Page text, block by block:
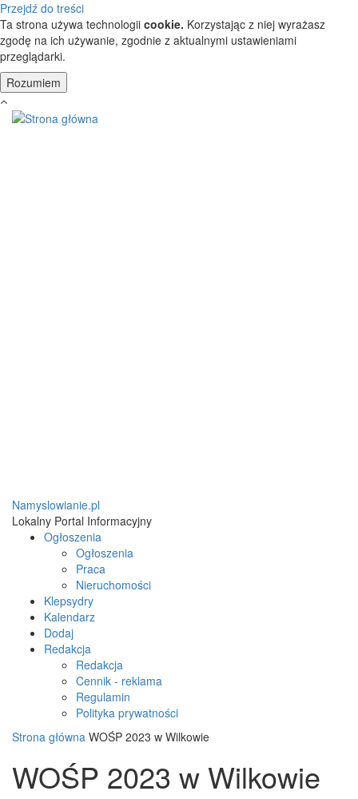
Przejdź do treści
Ta strona używa technologii cookie. Korzystając z niej wyrażasz
zgodę na ich używanie, zgodnie z aktualnymi ustawieniami
przeglądarki.
Namyslowianie.pl
Lokalny Portal Informacyjny
Ogłoszenia
Ogłoszenia
Praca
Nieruchomości
Klepsydry
Kalendarz
Dodaj
Redakcja
Redakcja
Cennik - reklama
Regulamin
Polityka prywatności
Strona główna WOŚP 2023 w Wilkowie
WOŚP 2023 w Wilkowie